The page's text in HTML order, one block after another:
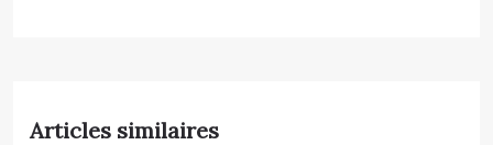
Articles similaires